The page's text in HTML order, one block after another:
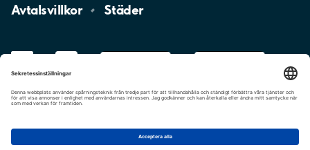
Avtalsvillkor
Städer